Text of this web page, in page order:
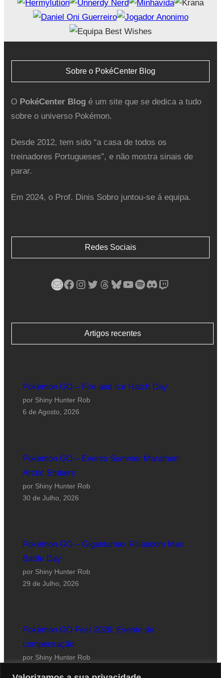
Sobre o PokéCenter Blog
O PokéCenter Blogé um site que se dedica a tudo
sobre o universo Pokémon.
Desde 2012, tem sido “a casa de todos os
treinadores Portugueses”, e não mostra sinais de
parar.
Em 2024, o Prof. Dinis Sobro juntou-se á equipa.
Redes Sociais
Mail Facebook Instagram Twitter Threads Bluesky YouTube Spotify Discord Twitch
Artigos recentes
Pokémon GO – Fire and Ice Hatch Day
por Shiny Hunter Rob
6 de Agosto, 2026
Pokémon GO – Evento Summer Marathon:
Arctic Embers
por Shiny Hunter Rob
30 de Julho, 2026
Pokémon GO – Gigantamax Rillaboom Max
Battle Day
por Shiny Hunter Rob
29 de Julho, 2026
Pokémon GO Fest 2026: Evento de
compensação
por Shiny Hunter Rob